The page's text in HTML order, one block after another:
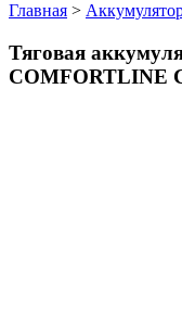
Главная >
Тяговая
COMFORTLINE